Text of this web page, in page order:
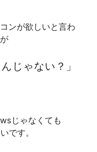
ンが欲しいと言わ
じゃない？」
じゃなくても
です。